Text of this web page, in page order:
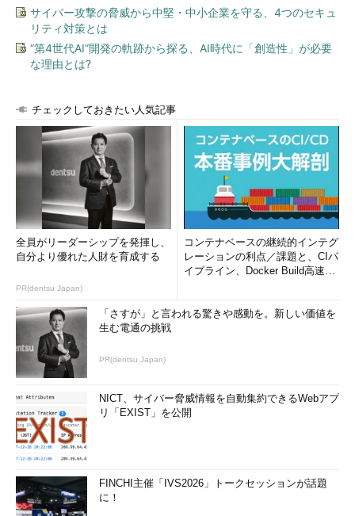
サイバー攻撃の脅威から中堅・中小企業を守る、4つのセキュ
リティ対策とは
“第4世代AI”開発の軌跡から探る、AI時代に「創造性」が必要
な理由とは?
チェックしておきたい人気記事
全員がリーダーシップを発揮し、
自分より優れた人財を育成する
PR(dentsu Japan)
コンテナベースの継続的インテグ
レーションの利点／課題と、CIパ
イプライン、Docker Build高速化
「さすが」と言われる驚きや感動を。新しい価値を
生む電通の挑戦
PR(dentsu Japan)
NICT、サイバー脅威情報を自動集約できるWebアプ
リ「EXIST」を公開
FINCHI主催「IVS2026」トークセッションが話題
に！